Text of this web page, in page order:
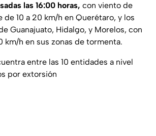
las 16:00 horas, con viento de
10 a 20 km/h en Querétaro, y los
Guanajuato, Hidalgo, y Morelos, con
km/h en sus zonas de tormenta.
entre las 10 entidades a nivel
por extorsión